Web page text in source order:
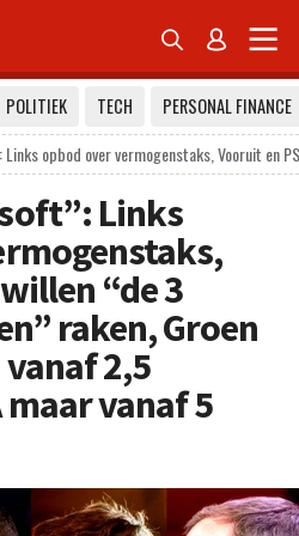
 
POLITIEK TECH
PERSONAL FINANCE
opbod over vermogenstaks, Vooruit en
Links
“de 3
raken, Groen
2,5
maar vanaf 5